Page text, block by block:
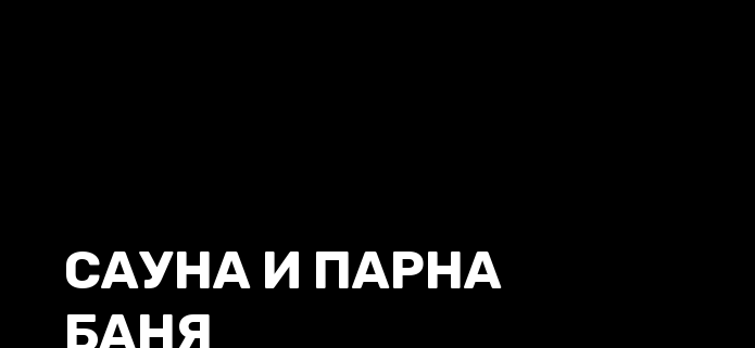
САУНА И ПАРНА
БАНЯ